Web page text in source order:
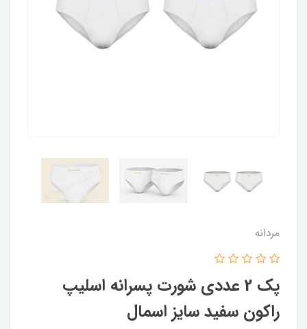
مردانه
پک 2 عددی شورت پسرانه اسلیپ
راکون سفید سایز اسمال